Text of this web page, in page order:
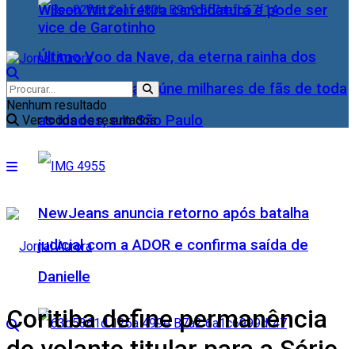
Último Voo da Nave, da eterna rainha dos
Baixinhos, Xuxa reúne milhares de fãs de toda
as idades, em São Paulo
NewJeans anuncia retorno após batalha
judicial com a ADOR e confirma saída de
Danielle
Wilson Witzel retira candidatura e pode ser
vice de Garotinho
Nenhum resultado
Ver todos os resultados
Coritiba define permanência